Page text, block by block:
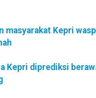
masyarakat Kepri
Kepri diprediksi